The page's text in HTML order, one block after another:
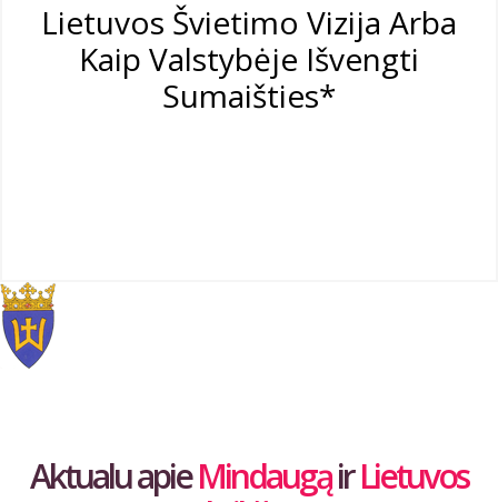
Lietuvos Švietimo Vizija Arba
Kaip Valstybėje Išvengti
Sumaišties*
Aktualu apieMindaugąirLietuvos